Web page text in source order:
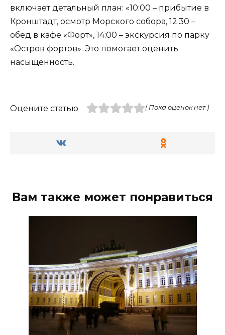
включает детальный план: «10:00 – прибытие в
Кронштадт, осмотр Морского собора, 12:30 –
обед в кафе «Форт», 14:00 – экскурсия по парку
«Остров фортов». Это помогает оценить
насыщенность.
Оцените статью ( Пока оценок нет )
Вам также может понравиться